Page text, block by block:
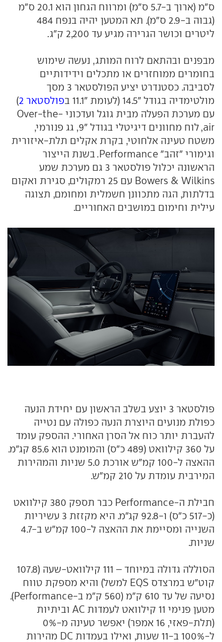
ס"מ (ארוך ב-5.7 ס"מ) ומרווח הגחון הוא 20.1 ס"מ
(גבוה ב-2.9 ס"מ). תא המטען יהיה בנפח 484
ליטרים וכושר הגרירה מגיע עד 2,200 ק"ג.
מבפנים ובהתאם לרוח המותג, נעשה שימוש
בחומרים ממוחזרים או מתכלים וידידותיים
לסביבה. כסטנדרט יציע הפולסטאר 3 מסך
מולטימדיה בגודל "14.5 (לעומת "11.1 ב
פולסטאר 2
)
עם מערכת הפעלה מבית גוגל ועדכוני Over-the-
air, לוח מחוונים דיגיטלי בגודל "9, גג פנורמי,
משטח טעינה אלחוטי, בקרת אקלים תלת-איזורית
וגימורי "זהב" Performance. בשנת הייצור
הראשונה יכלול פולסטאר 3 גם מערכת שמע
Bowers & Wilkins עם 25 רמקולים, סגירת ואקום
בדלתות, הגה מתכוונן חשמלית ומחומם, תצוגה
עילית וחימום במושבים האחוריים.
פולסטאר 3 יוצע בשלב הראשון עם יחידת הנעה
כפולת מנועים היוצרת הנעה כפולה עם נטייה
להעברת יותר כוח אל הסרן האחורי. ההספק עומד
על 360 קילוואט (489 כ"ס) והמומנט הוא 85.6 קג"מ.
ההאצה ל-100 קמ"ש אורכת 5.0 שניות והמהירות
המירבית עומדת על 210 קמ"ש.
חבילת ה-Performance כבר תספק 380 קילוואט
(כ-517 כ"ס) ו-92.8 קג"מ. היא מקזזת 3 עשיריות
השנייה ומסיימת את ההאצה ל-100 קמ"ש ב-4.7
שניות.
הסוללה גדולה במיוחד – 111 קילוואט-שעה (107.8
קוט"ש במרצדס EQS למשל) והיא מספקת טווח
נסיעה של עד 610 ק"מ (560 ק"מ ב-Performance).
מטען פנימי 11 קילוואט לעמדות AC וביתיות
(תלת-פאזי, 16 אמפר) יאפשר טעינה מ-0%
ל-100% ב-11 שעות, ואילו בעמדות DC מהירות